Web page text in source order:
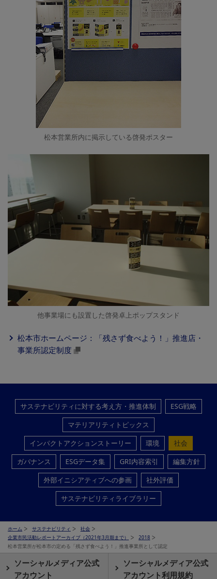
松本営業所内に掲示している啓発ポスター
他事業場にも設置した啓発卓上ポップスタンド
松本市ホームページ：「残さず食べよう！」推進店・
事業所認定制度
サステナビリティに対する考え方・推進体制
ESG戦略
マテリアリティトピックス
インパクトアクションストーリー
環境
社会
ガバナンス
ESGデータ集 GRI内容索引
編集方針
外部イニシアティブへの参画
社外評価
サステナビリティライブラリー
ホーム サステナビリティ
社会
企業市民活動レポートアーカイブ（2021年3月期まで）
2018
松本営業所が松本市の定める「残さず食べよう！」推進事業所として認定
ソーシャルメディア公式
アカウント
ソーシャルメディア公式
アカウント利用規約